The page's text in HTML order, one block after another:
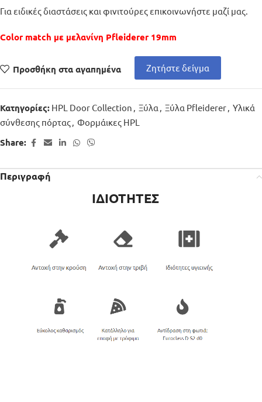
Για ειδικές διαστάσεις και φινιτούρες επικοινωνήστε μαζί μας.
Color match με μελανίνη Pfleiderer 19mm
Προσθήκη στα αγαπημένα Ζητήστε δείγμα
Κατηγορίες: HPL Door Collection , Ξύλα , Ξύλα Pfleiderer, Υλικά
σύνθεσης πόρτας, Φορμάικες HPL
Share:
Περιγραφή
ΙΔΙΟΤΗΤΕΣ